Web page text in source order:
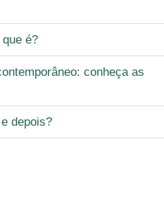
é?
conheça as
depois?